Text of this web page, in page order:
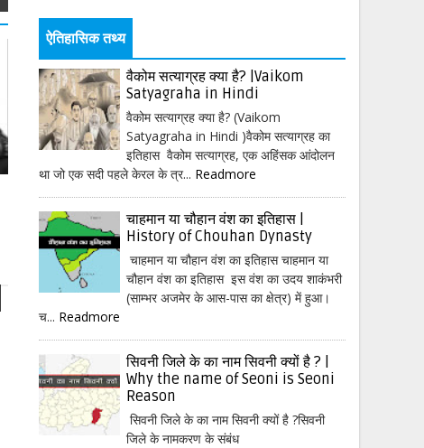
ऐतिहासिक तथ्य
वैकोम सत्याग्रह क्या है? |Vaikom
Satyagraha in Hindi
वैकोम सत्याग्रह क्या है? (Vaikom
Satyagraha in Hindi )वैकोम सत्याग्रह का
इतिहास वैकोम सत्याग्रह, एक अहिंसक आंदोलन
था जो एक सदी पहले केरल के त्र... Readmore
चाहमान या चौहान वंश का इतिहास |
History of Chouhan Dynasty
चाहमान या चौहान वंश का इतिहास चाहमान या
चौहान वंश का इतिहास इस वंश का उदय शाकंभरी
(साम्भर अजमेर के आस-पास का क्षेत्र) में हुआ।
च... Readmore
सिवनी जिले के का नाम सिवनी क्यों है ? |
Why the name of Seoni is Seoni
Reason
सिवनी जिले के का नाम सिवनी क्यों है ?सिवनी
जिले के नामकरण के संबंध